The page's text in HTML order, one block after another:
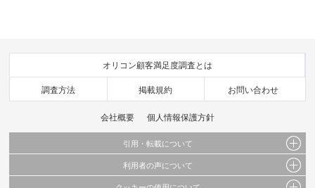
オリコン顧客満足度調査とは
調査方法 掲載規約 お問い合わせ
会社概要 個人情報保護方針
引用・転載について
当サイトで公開されている情報（文字、写真、イラスト、画像データ等）及びこれらの配
置・編集および構造などについての著作権は株式会社oricon MEに帰属しております。
利用者の声について